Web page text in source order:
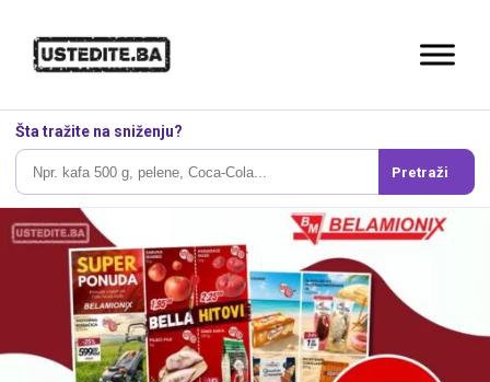
Šta tražite na sniženju?
Pretraži